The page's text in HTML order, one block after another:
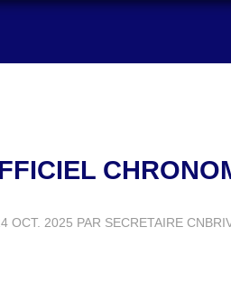
OCT. 2025 PAR SECRETAIRE